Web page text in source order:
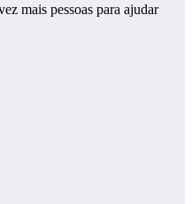
mais pessoas para ajudar